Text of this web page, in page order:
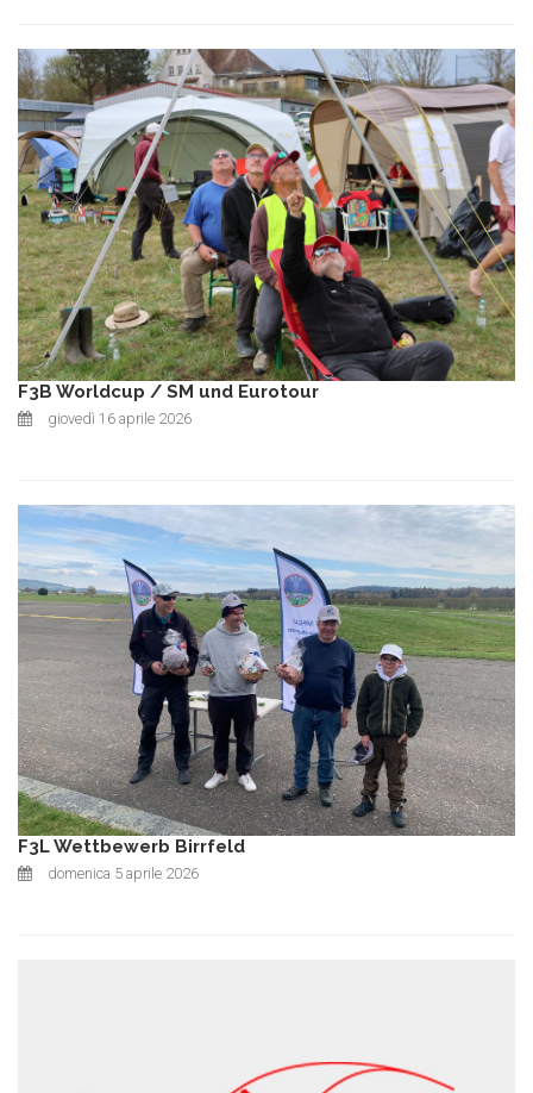
F3B Worldcup / SM und Eurotour
giovedì 16 aprile 2026
F3L Wettbewerb Birrfeld
domenica 5 aprile 2026